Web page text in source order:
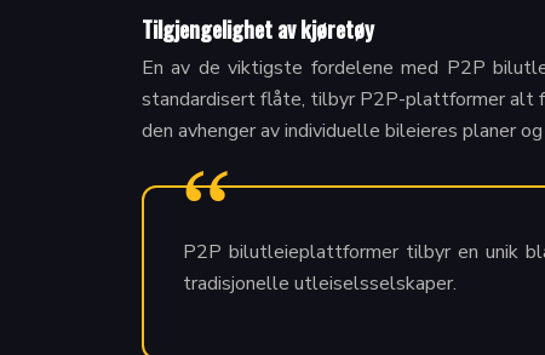
Tilgjengelighet av kjøretøy
En av de viktigste fordelene med P2P
standardisert flåte, tilbyr P2P-plattformer alt
den avhenger av individuelle bileieres planer
P2P bilutleieplattformer tilbyr en unik
tradisjonelle utleiselsselskaper.